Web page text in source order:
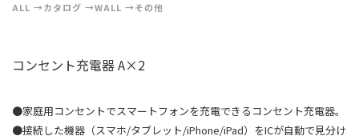
ALL カタログ WALL その他
コンセント充電器 A×2
●家庭用コンセントでスマートフォンを充電できるコンセント充電器。
●接続した機器（スマホ/タブレット/iPhone/iPad）をICが自動で見分け